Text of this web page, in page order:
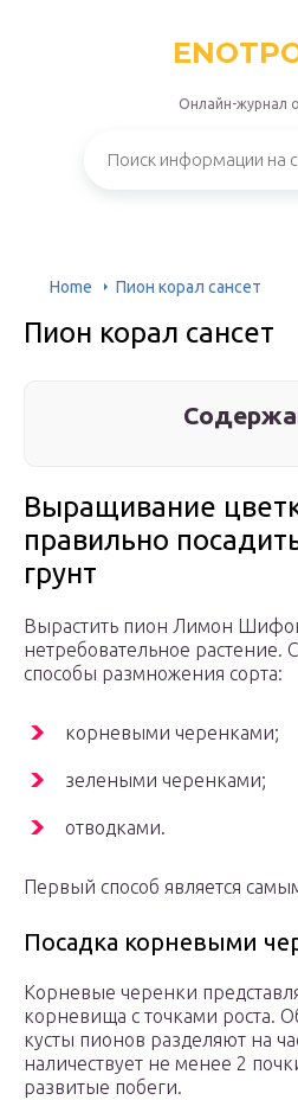
Онлайн-журнал
Home Пион корал сансет
Пион корал сансет
Выращивание
правильно
грунт
Вырастить пион Лимон
нетребовательное растение.
способы размножения сорта:
корневыми черенками;
зелеными черенками;
отводками.
Первый способ является
Посадка корневыми
Корневые черенки
корневища с точками роста.
кусты пионов разделяют на
наличествует не менее 2
развитые побеги.